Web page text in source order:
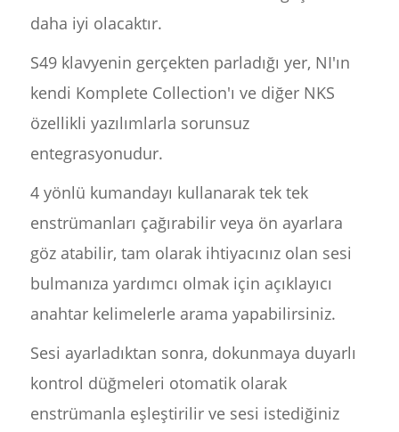
daha iyi olacaktır.
S49 klavyenin gerçekten parladığı yer, NI'ın
kendi Komplete Collection'ı ve diğer NKS
özellikli yazılımlarla sorunsuz
entegrasyonudur.
4 yönlü kumandayı kullanarak tek tek
enstrümanları çağırabilir veya ön ayarlara
göz atabilir, tam olarak ihtiyacınız olan sesi
bulmanıza yardımcı olmak için açıklayıcı
anahtar kelimelerle arama yapabilirsiniz.
Sesi ayarladıktan sonra, dokunmaya duyarlı
kontrol düğmeleri otomatik olarak
enstrümanla eşleştirilir ve sesi istediğiniz